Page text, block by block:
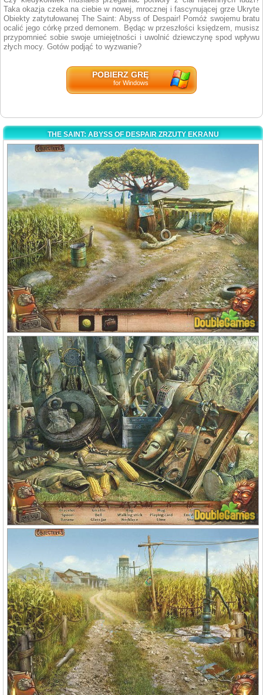
Taka okazja czeka na ciebie w nowej, mrocznej i fascynującej grze Ukryte
Obiekty zatytułowanej The Saint: Abyss of Despair! Pomóż swojemu bratu
ocalić jego córkę przed demonem. Będąc w przeszłości księdzem, musisz
przypomnieć sobie swoje umiejętności i uwolnić dziewczynę spod wpływu
złych mocy. Gotów podjąć to wyzwanie?
POBIERZ GRĘ
for Windows
THE SAINT: ABYSS OF DESPAIR ZRZUTY EKRANU